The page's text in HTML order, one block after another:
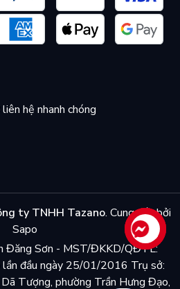
hệ nhanh chóng
ty TNHH Tazano. Cung cấp bởi
Sapo
Đăng Sơn - MST/ĐKKD/QĐTL:
đầu ngày 25/01/2016 Trụ sở:
Tượng, phường Trần Hưng Đạo,
Liên hệ